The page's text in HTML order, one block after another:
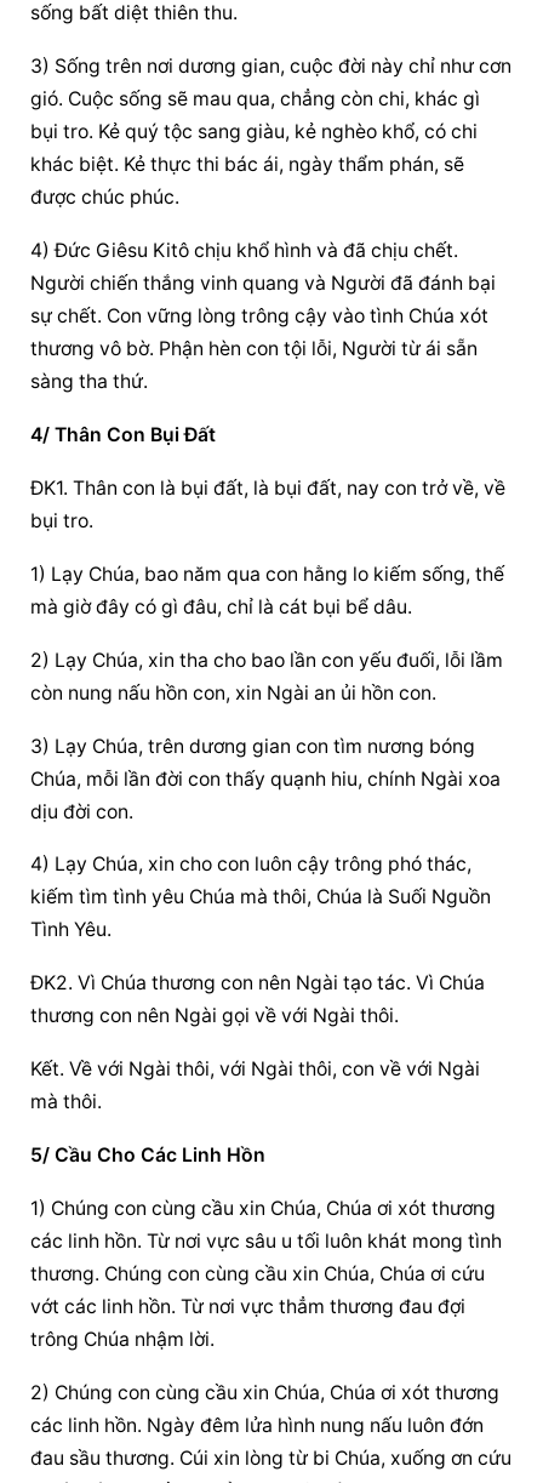
sống bất diệt thiên thu.
3) Sống trên nơi dương gian, cuộc đời này chỉ như cơn
gió. Cuộc sống sẽ mau qua, chẳng còn chi, khác gì
bụi tro. Kẻ quý tộc sang giàu, kẻ nghèo khổ, có chi
khác biệt. Kẻ thực thi bác ái, ngày thẩm phán, sẽ
được chúc phúc.
4) Đức Giêsu Kitô chịu khổ hình và đã chịu chết.
Người chiến thắng vinh quang và Người đã đánh bại
sự chết. Con vững lòng trông cậy vào tình Chúa xót
thương vô bờ. Phận hèn con tội lỗi, Người từ ái sẵn
sàng tha thứ.
4/ Thân Con Bụi Đất
ĐK1. Thân con là bụi đất, là bụi đất, nay con trở về, về
bụi tro.
1) Lạy Chúa, bao năm qua con hằng lo kiếm sống, thế
mà giờ đây có gì đâu, chỉ là cát bụi bể dâu.
2) Lạy Chúa, xin tha cho bao lần con yếu đuối, lỗi lầm
còn nung nấu hồn con, xin Ngài an ủi hồn con.
3) Lạy Chúa, trên dương gian con tìm nương bóng
Chúa, mỗi lần đời con thấy quạnh hiu, chính Ngài xoa
dịu đời con.
4) Lạy Chúa, xin cho con luôn cậy trông phó thác,
kiếm tìm tình yêu Chúa mà thôi, Chúa là Suối Nguồn
Tình Yêu.
ĐK2. Vì Chúa thương con nên Ngài tạo tác. Vì Chúa
thương con nên Ngài gọi về với Ngài thôi.
Kết. Về với Ngài thôi, với Ngài thôi, con về với Ngài
mà thôi.
5/ Cầu Cho Các Linh Hồn
1) Chúng con cùng cầu xin Chúa, Chúa ơi xót thương
các linh hồn. Từ nơi vực sâu u tối luôn khát mong tình
thương. Chúng con cùng cầu xin Chúa, Chúa ơi cứu
vớt các linh hồn. Từ nơi vực thẳm thương đau đợi
trông Chúa nhậm lời.
2) Chúng con cùng cầu xin Chúa, Chúa ơi xót thương
các linh hồn. Ngày đêm lửa hình nung nấu luôn đớn
đau sầu thương. Cúi xin lòng từ bi Chúa, xuống ơn cứu